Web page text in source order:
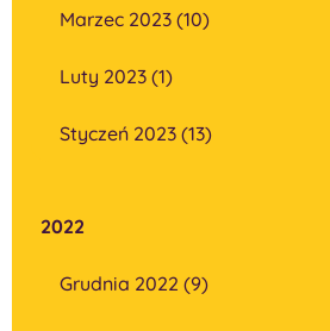
Marzec 2023 (10)
Luty 2023 (1)
Styczeń 2023 (13)
2022
Grudnia 2022 (9)